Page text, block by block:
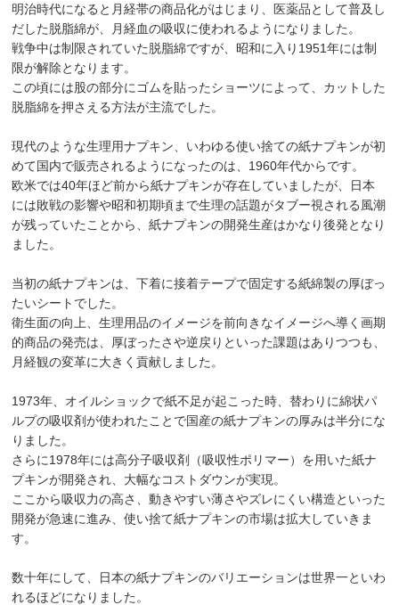
明治時代になると月経帯の商品化がはじまり、医薬品として普及し
だした脱脂綿が、月経血の吸収に使われるようになりました。
戦争中は制限されていた脱脂綿ですが、昭和に入り1951年には制
限が解除となります。
この頃には股の部分にゴムを貼ったショーツによって、カットした
脱脂綿を押さえる方法が主流でした。
現代のような生理用ナプキン、いわゆる使い捨ての紙ナプキンが初
めて国内で販売されるようになったのは、1960年代からです。
欧米では40年ほど前から紙ナプキンが存在していましたが、日本
には敗戦の影響や昭和初期頃まで生理の話題がタブー視される風潮
が残っていたことから、紙ナプキンの開発生産はかなり後発となり
ました。
当初の紙ナプキンは、下着に接着テープで固定する紙綿製の厚ぼっ
たいシートでした。
衛生面の向上、生理用品のイメージを前向きなイメージへ導く画期
的商品の発売は、厚ぼったさや逆戻りといった課題はありつつも、
月経観の変革に大きく貢献しました。
1973年、オイルショックで紙不足が起こった時、替わりに綿状パ
ルプの吸収剤が使われたことで国産の紙ナプキンの厚みは半分にな
りました。
さらに1978年には高分子吸収剤（吸収性ポリマー）を用いた紙ナ
プキンが開発され、大幅なコストダウンが実現。
ここから吸収力の高さ、動きやすい薄さやズレにくい構造といった
開発が急速に進み、使い捨て紙ナプキンの市場は拡大していきま
す。
数十年にして、日本の紙ナプキンのバリエーションは世界一といわ
れるほどになりました。